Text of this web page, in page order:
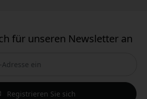
für unseren Newsletter an
Registrieren Sie sich